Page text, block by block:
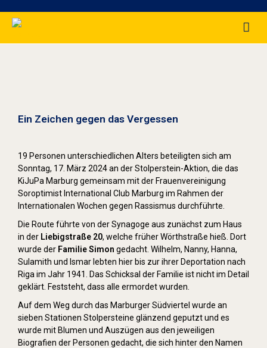
Ein Zeichen gegen das Vergessen
19 Personen unterschiedlichen Alters beteiligten sich am
Sonntag, 17. März 2024 an der Stolperstein-Aktion, die das
KiJuPa Marburg gemeinsam mit der Frauenvereinigung
Soroptimist International Club Marburg im Rahmen der
Internationalen Wochen gegen Rassismus durchführte.
Die Route führte von der Synagoge aus zunächst zum Haus
in der Liebigstraße 20, welche früher Wörthstraße hieß. Dort
wurde der Familie Simon gedacht. Wilhelm, Nanny, Hanna,
Sulamith und Ismar lebten hier bis zur ihrer Deportation nach
Riga im Jahr 1941. Das Schicksal der Familie ist nicht im Detail
geklärt. Feststeht, dass alle ermordet wurden.
Auf dem Weg durch das Marburger Südviertel wurde an
sieben Stationen Stolpersteine glänzend geputzt und es
wurde mit Blumen und Auszügen aus den jeweiligen
Biografien der Personen gedacht, die sich hinter den Namen